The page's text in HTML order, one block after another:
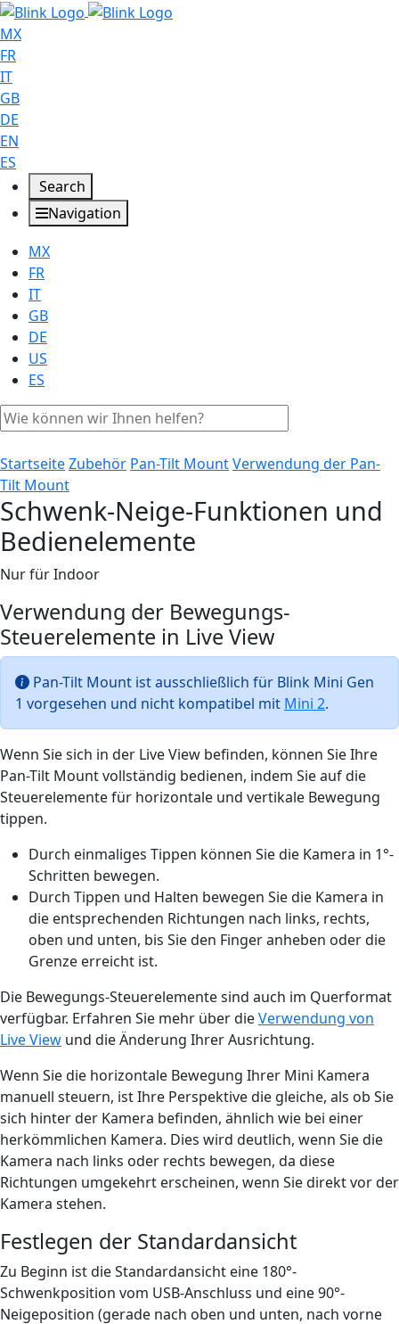
MX
FR
IT
GB
DE
EN
ES
Search
Navigation
MX
FR
IT
GB
DE
US
ES
StartseiteZubehör Pan-Tilt MountVerwendung der Pan-
Tilt Mount
Schwenk-Neige-Funktionen und
Bedienelemente
Nur für Indoor
Verwendung der Bewegungs-
Steuerelemente in Live View
Pan-Tilt Mount ist ausschließlich für Blink Mini Gen
1 vorgesehen und nicht kompatibel mit Mini 2.
Wenn Sie sich in der Live View befinden, können Sie Ihre
Pan-Tilt Mount vollständig bedienen, indem Sie auf die
Steuerelemente für horizontale und vertikale Bewegung
tippen.
Durch einmaliges Tippen können Sie die Kamera in 1°-
Schritten bewegen.
Durch Tippen und Halten bewegen Sie die Kamera in
die entsprechenden Richtungen nach links, rechts,
oben und unten, bis Sie den Finger anheben oder die
Grenze erreicht ist.
Die Bewegungs-Steuerelemente sind auch im Querformat
verfügbar. Erfahren Sie mehr über dieVerwendung von
Live View und die Änderung Ihrer Ausrichtung.
Wenn Sie die horizontale Bewegung Ihrer Mini Kamera
manuell steuern, ist Ihre Perspektive die gleiche, als ob Sie
sich hinter der Kamera befinden, ähnlich wie bei einer
herkömmlichen Kamera. Dies wird deutlich, wenn Sie die
Kamera nach links oder rechts bewegen, da diese
Richtungen umgekehrt erscheinen, wenn Sie direkt vor der
Kamera stehen.
Festlegen der Standardansicht
Zu Beginn ist die Standardansicht eine 180°-
Schwenkposition vom USB-Anschluss und eine 90°-
Neigeposition (gerade nach oben und unten, nach vorne